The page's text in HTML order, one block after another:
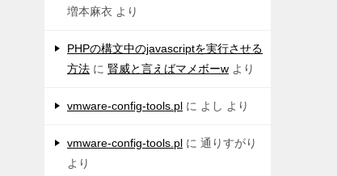
増本麻衣 より
PHPの構文中のjavascriptを実行させる
方法 に 賢威と言えばマメボーw より
vmware-config-tools.pl に よし より
vmware-config-tools.pl に 通りすがり
より